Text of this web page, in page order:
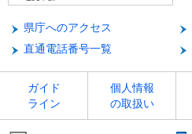
県庁へのアクセス
直通電話番号一覧
ガイド
ライン
個人情報
の取扱い